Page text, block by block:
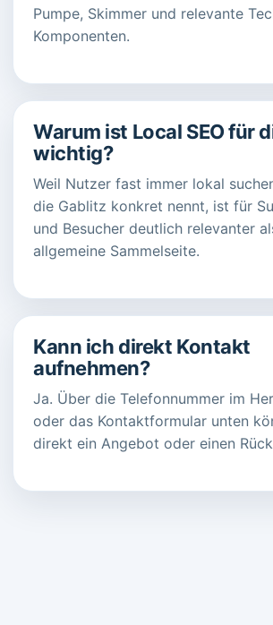
Pumpe, Skimmer und relevante
Komponenten.
Warum ist Local SEO für
wichtig?
Weil Nutzer fast immer lokal
die Gablitz konkret nennt, ist für
und Besucher deutlich relevanter
allgemeine Sammelseite.
Kann ich direkt Kontakt
aufnehmen?
Ja. Über die Telefonnummer im
oder das Kontaktformular unten
direkt ein Angebot oder einen